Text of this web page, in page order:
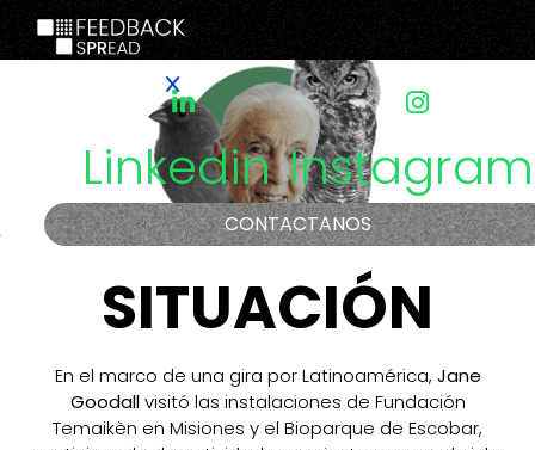
Linkedin Instagram
CONTACTANOS
SITUACIÓN
En el marco de una gira por Latinoamérica, Jane
Goodallvisitó las instalaciones de Fundación
Temaikèn en Misiones y el Bioparque de Escobar,